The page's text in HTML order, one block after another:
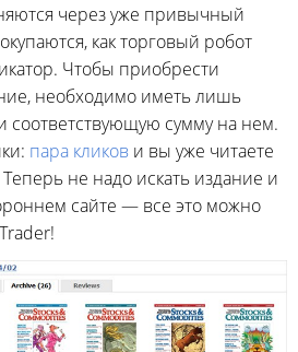
через уже привычный
как торговый робот
Чтобы приобрести
необходимо иметь лишь
соответствующую сумму на нем.
пара кликов и вы уже читаете
не надо искать издание и
сайте — все это можно